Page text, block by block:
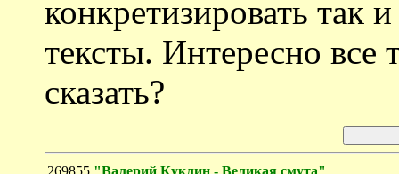
конкретизировать
тексты. Интересно все
сказать?
269855 "Валерий Куклин - Великая смута"